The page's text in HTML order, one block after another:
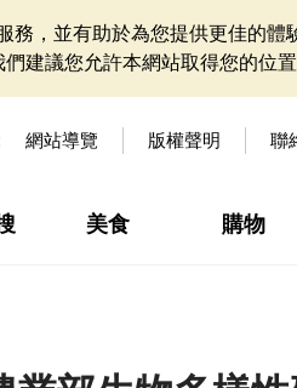
，並有助於為您提供更佳的
建議您允許本網站取得您的位
網站導覽 版權聲明 聯
美食 購物